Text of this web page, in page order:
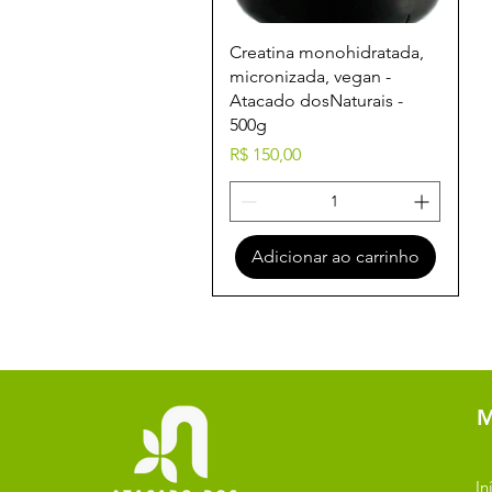
Visualização rápida
Creatina monohidratada,
micronizada, vegan -
Atacado dosNaturais -
500g
Preço
R$ 150,00
Adicionar ao carrinho